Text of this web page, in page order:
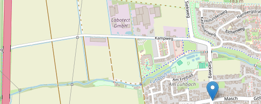
Klein
Wiershausen,
Lemshausen,
Mariengarten,
Mengershausen,
Obernjesa,
Örshausen,
Olenhusen,
Reibstein,
Reinshof,
Rischenkrug,
Rosdorf,
Settmarshausen,
Sieboldshausen,